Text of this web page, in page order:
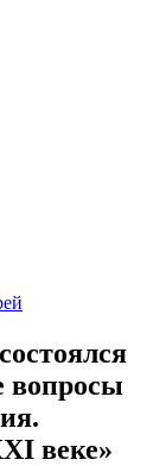
вопросы
веке»